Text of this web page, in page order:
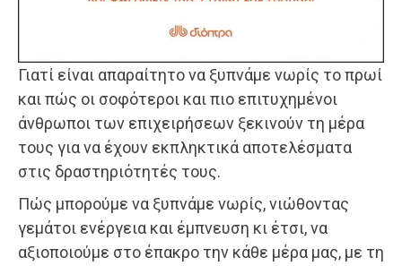
Γιατί είναι απαραίτητο να ξυπνάμε νωρίς το πρωί
και πώς οι σοφότεροι και πιο επιτυχημένοι
άνθρωποι των επιχειρήσεων ξεκινούν τη μέρα
τους για να έχουν εκπληκτικά αποτελέσματα
στις δραστηριότητές τους.
Πώς μπορούμε να ξυπνάμε νωρίς, νιώθοντας
γεμάτοι ενέργεια και έμπνευση κι έτσι, να
αξιοποιούμε στο έπακρο την κάθε μέρα μας, με τη